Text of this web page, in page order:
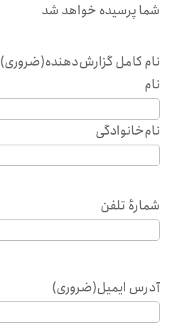
شما پرسیده خواهد شد
نام کامل گزارش‌دهنده(ضروری)
نام
نام‌خانوادگی
شمارهٔ‌ تلفن
آدرس ایمیل(ضروری)